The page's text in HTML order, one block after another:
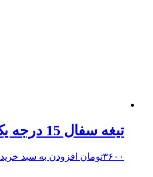
تیغه سفال 15 درجه یک
۳۶۰۰تومان افزودن به سبد خرید